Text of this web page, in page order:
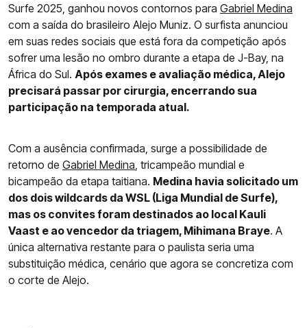
Surfe 2025, ganhou novos contornos para Gabriel Medina
com a saída do brasileiro Alejo Muniz. O surfista anunciou
em suas redes sociais que está fora da competição após
sofrer uma lesão no ombro durante a etapa de J-Bay, na
África do Sul. Após exames e avaliação médica, Alejo
precisará passar por cirurgia, encerrando sua
participação na temporada atual.
Com a ausência confirmada, surge a possibilidade de
retorno de Gabriel Medina, tricampeão mundial e
bicampeão da etapa taitiana. Medina havia solicitado um
dos dois wildcards da WSL (Liga Mundial de Surfe),
mas os convites foram destinados ao local Kauli
Vaast e ao vencedor da triagem, Mihimana Braye. A
única alternativa restante para o paulista seria uma
substituição médica, cenário que agora se concretiza com
o corte de Alejo.